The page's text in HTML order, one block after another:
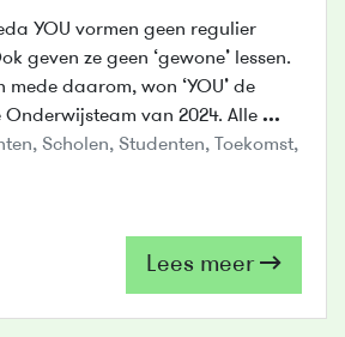
YOU vormen geen regulier
geven ze geen ‘gewone’ lessen.
mede daarom, won ‘YOU’ de
van 2024. Alle ...
, Scholen, Studenten, Toekomst,
Lees meer